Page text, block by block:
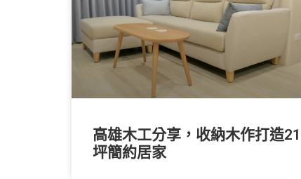
高雄木工分享，收納木作打造21
坪簡約居家